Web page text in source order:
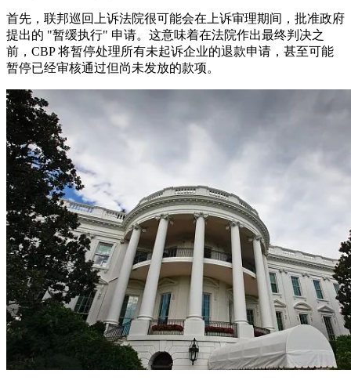
首先，联邦巡回上诉法院很可能会在上诉审理期间，批准政府
提出的 "暂缓执行" 申请。这意味着在法院作出最终判决之
前，CBP 将暂停处理所有未起诉企业的退款申请，甚至可能
暂停已经审核通过但尚未发放的款项。